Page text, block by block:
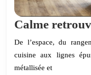
Calme
De l’espace, du
cuisine aux lignes
métallisée et